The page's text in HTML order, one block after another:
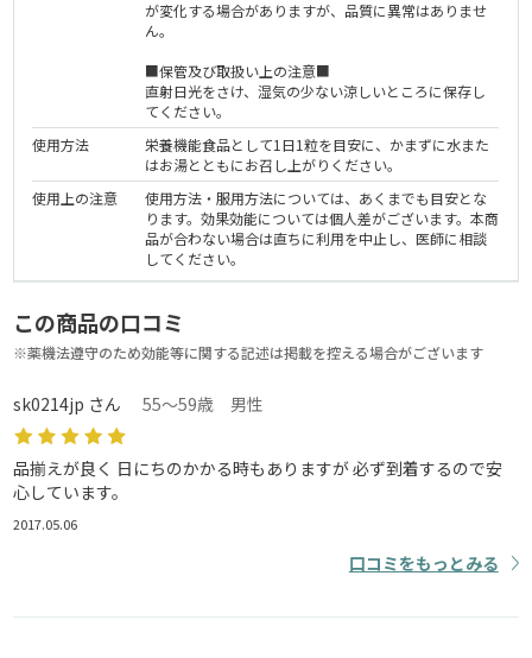
が変化する場合がありますが、品質に異常はありませ
ん。
■保管及び取扱い上の注意■
直射日光をさけ、湿気の少ない涼しいところに保存し
てください。
使用方法
栄養機能食品として1日1粒を目安に、かまずに水また
はお湯とともにお召し上がりください。
使用上の注意
使用方法・服用方法については、あくまでも目安とな
ります。効果効能については個人差がございます。本商
品が合わない場合は直ちに利用を中止し、医師に相談
してください。
この商品の口コミ
※薬機法遵守のため効能等に関する記述は掲載を控える場合がございます
sk0214jp さん 55～59歳 男性
品揃えが良く 日にちのかかる時もありますが 必ず到着するので安
心しています。
2017.05.06
口コミをもっとみる